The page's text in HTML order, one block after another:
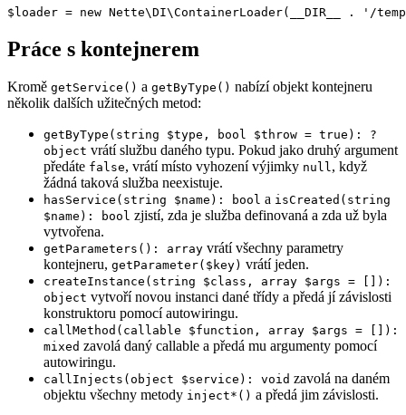
Práce s kontejnerem
Kromě getService() a getByType() nabízí objekt kontejneru
několik dalších užitečných metod:
getByType(string $type, bool $throw = true): ?
object vrátí službu daného typu. Pokud jako druhý argument
předáte false, vrátí místo vyhození výjimky null, když
žádná taková služba neexistuje.
hasService(string $name): bool a isCreated(string
$name): bool zjistí, zda je služba definovaná a zda už byla
vytvořena.
getParameters(): array vrátí všechny parametry
kontejneru, getParameter($key) vrátí jeden.
createInstance(string $class, array $args = []):
object vytvoří novou instanci dané třídy a předá jí závislosti
konstruktoru pomocí autowiringu.
callMethod(callable $function, array $args = []):
mixed zavolá daný callable a předá mu argumenty pomocí
autowiringu.
callInjects(object $service): void zavolá na daném
objektu všechny metody inject*() a předá jim závislosti.